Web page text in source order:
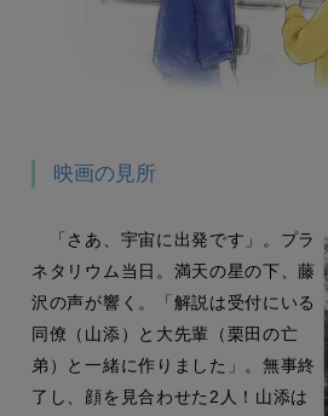
映画の見所
「さあ、宇宙に出発です」。プラ
ネタリウム当日。満天の星の下、藤
沢の声が響く。「解説は受付にいる
同僚（山添）と大先輩（栗田の亡
弟）と一緒に作りました」。無事終
了し、顔を見合わせた2人！山添は